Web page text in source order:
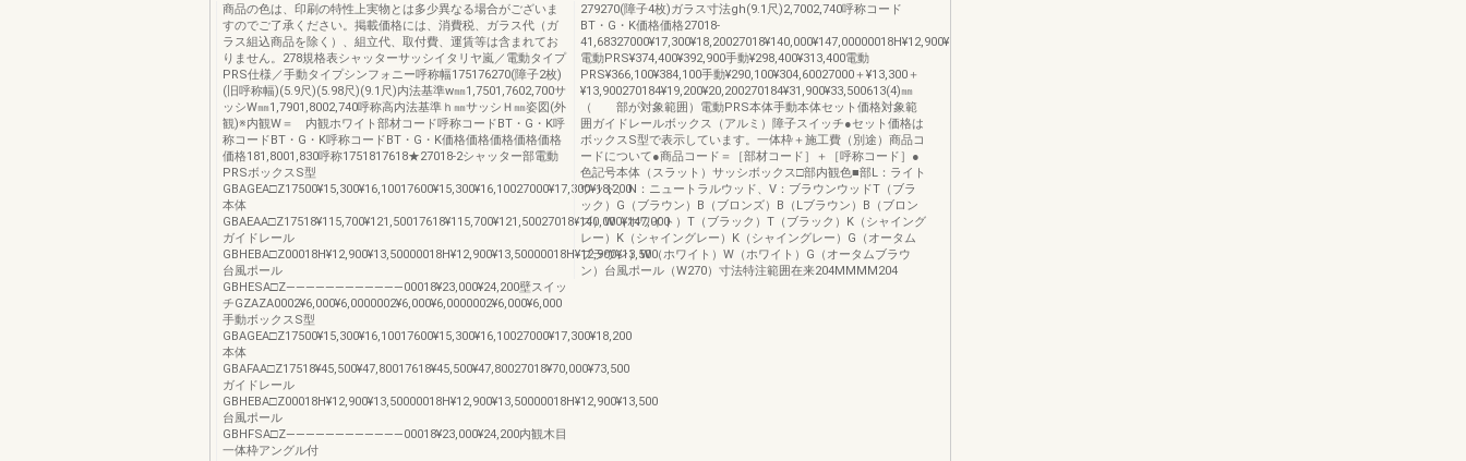
商品の色は、印刷の特性上実物とは多少異なる場合がございま
すのでご了承ください。掲載価格には、消費税、ガラス代（ガ
ラス組込商品を除く）、組立代、取付費、運賃等は含まれてお
りません。278規格表シャッターサッシイタリヤ嵐／電動タイプ
PRS仕様／手動タイプシンフォニー呼称幅175176270(障子2枚)
(旧呼称幅)(5.9尺)(5.98尺)(9.1尺)内法基準w㎜1,7501,7602,700サ
ッシW㎜1,7901,8002,740呼称高内法基準ｈ㎜サッシＨ㎜姿図(外
観)※内観W＝ 内観ホワイト部材コード呼称コードBT・G・K呼
称コードBT・G・K呼称コードBT・G・K価格価格価格価格価格
価格181,8001,830呼称1751817618★27018-2シャッター部電動
PRSボックスS型
GBAGEA□Z17500¥15,300¥16,10017600¥15,300¥16,10027000¥17,300¥18,200
本体
GBAEAA□Z17518¥115,700¥121,50017618¥115,700¥121,50027018¥140,000¥147,000
ガイドレール
GBHEBA□Z00018H¥12,900¥13,50000018H¥12,900¥13,50000018H¥12,900¥13,500
台風ポール
GBHESA□Z――――――――――――00018¥23,000¥24,200壁スイッ
チGZAZA0002¥6,000¥6,0000002¥6,000¥6,0000002¥6,000¥6,000
手動ボックスS型
GBAGEA□Z17500¥15,300¥16,10017600¥15,300¥16,10027000¥17,300¥18,200
本体
GBAFAA□Z17518¥45,500¥47,80017618¥45,500¥47,80027018¥70,000¥73,500
ガイドレール
GBHEBA□Z00018H¥12,900¥13,50000018H¥12,900¥13,50000018H¥12,900¥13,500
台風ポール
GBHFSA□Z――――――――――――00018¥23,000¥24,200内観木目
一体枠アングル付
279270(障子4枚)ガラス寸法gh(9.1尺)2,7002,740呼称コード
BT・G・K価格価格27018-
電動PRS¥374,400¥392,900手動¥298,400¥313,400電動
PRS¥366,100¥384,100手動¥290,100¥304,60027000＋¥13,300＋
¥13,900270184¥19,200¥20,200270184¥31,900¥33,500613(4)㎜
（ 部が対象範囲）電動PRS本体手動本体セット価格対象範
囲ガイドレールボックス（アルミ）障子スイッチ●セット価格は
ボックスS型で表示しています。一体枠＋施工費（別途）商品コ
ードについて●商品コード＝［部材コード］＋［呼称コード］●
色記号本体（スラット）サッシボックス□部内観色■部L：ライト
ウッド、N：ニュートラルウッド、V：ブラウンウッドT（ブラ
ック）G（ブラウン）B（ブロンズ）B（Lブラウン）B（ブロン
ズ）W（ホワイト）T（ブラック）T（ブラック）K（シャイング
レー）K（シャイングレー）K（シャイングレー）G（オータム
ブラウン）W（ホワイト）W（ホワイト）G（オータムブラウ
ン）台風ポール（W270）寸法特注範囲在来204MMMM204